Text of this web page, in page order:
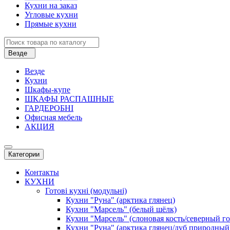
Кухни на заказ
Угловые кухни
Прямые кухни
Везде
Везде
Кухни
Шкафы-купе
ШКАФЫ РАСПАШНЫЕ
ГАРДЕРОБНІ
Офисная мебель
АКЦИЯ
Категории
Контакты
КУХНИ
Готові кухні (модульні)
Кухни "Руна" (арктика глянец)
Кухни "Марсель" (белый шёлк)
Кухни "Марсель" (слоновая кость/северный
Кухни "Руна" (арктика глянец/дуб